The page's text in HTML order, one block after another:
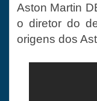
Aston Martin
o diretor do
origens dos